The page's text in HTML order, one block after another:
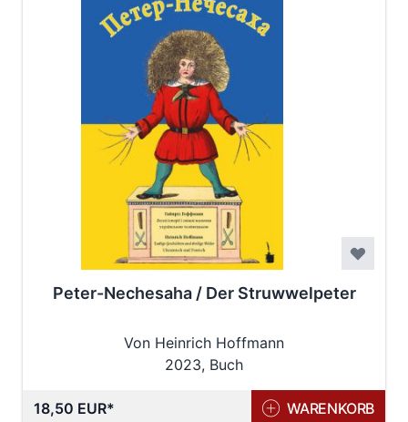
Peter-Nechesaha / Der Struwwelpeter
Von Heinrich Hoffmann
2023, Buch
18,50 EUR WARENKORB